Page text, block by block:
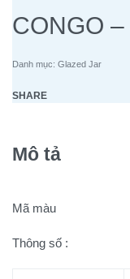
CONGO
Danh mục: Glazed Jar
SHARE
Mô tả
Mã màu
Thông số :